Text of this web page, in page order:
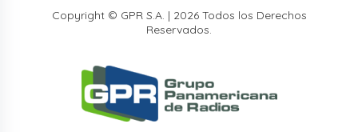
Copyright © GPR S.A. | 2026 Todos los Derechos
Reservados.